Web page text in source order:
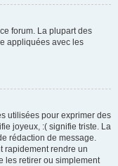
forum. La plupart des
appliquées avec les
utilisées pour exprimer des
joyeux, :( signifie triste. La
rédaction de message.
rapidement rendre un
les retirer ou simplement